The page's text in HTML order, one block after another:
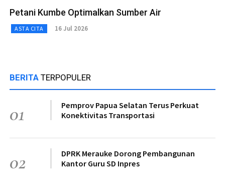
Petani Kumbe Optimalkan Sumber Air
ASTA CITA 16 Jul 2026
BERITA TERPOPULER
01
Pemprov Papua Selatan Terus Perkuat
Konektivitas Transportasi
02
DPRK Merauke Dorong Pembangunan
Kantor Guru SD Inpres